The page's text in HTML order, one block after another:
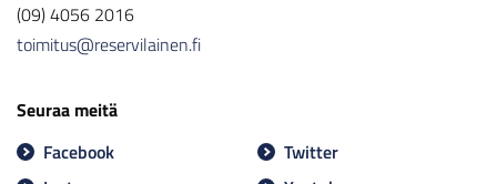
(09) 4056 2016
toimitus@reservilainen.fi
Seuraa meitä
Facebook
Twitter